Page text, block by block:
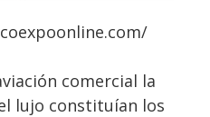
comercial la
lujo constituían los